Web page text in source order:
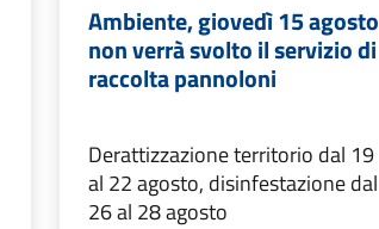
Ambiente, giovedì 15 agosto
non verrà svolto il servizio di
raccolta pannoloni
Derattizzazione territorio dal 19
al 22 agosto, disinfestazione dal
26 al 28 agosto